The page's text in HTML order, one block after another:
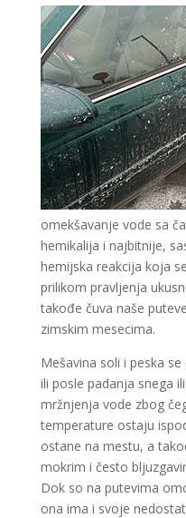
omekšavanje vode sa
hemikalija i najbitnije,
hemijska reakcija koja
prilikom pravljenja
takođe čuva naše
zimskim mesecima.
Mešavina soli i peska
ili posle padanja snega
mržnjenja vode zbog
temperature ostaju
ostane na mestu, a
mokrim i često
Dok so na putevima
ona ima i svoje